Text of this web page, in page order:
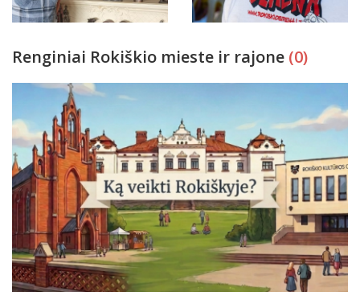
Renginiai Rokiškio mieste ir rajone (0)